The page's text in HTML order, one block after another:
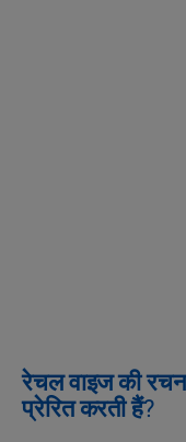
रेचल वाइज की
प्रेरित करती हैं?